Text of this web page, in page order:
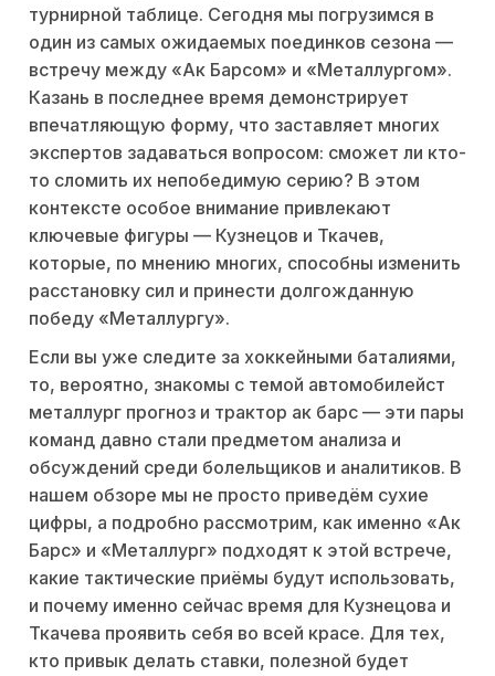
турнирной таблице. Сегодня мы погрузимся в
один из самых ожидаемых поединков сезона —
встречу между «Ак Барсом» и «Металлургом».
Казань в последнее время демонстрирует
впечатляющую форму, что заставляет многих
экспертов задаваться вопросом: сможет ли кто-
то сломить их непобедимую серию? В этом
контексте особое внимание привлекают
ключевые фигуры — Кузнецов и Ткачев,
которые, по мнению многих, способны изменить
расстановку сил и принести долгожданную
победу «Металлургу».
Если вы уже следите за хоккейными баталиями,
то, вероятно, знакомы с темой автомобилейст
металлург прогноз и трактор ак барс — эти пары
команд давно стали предметом анализа и
обсуждений среди болельщиков и аналитиков. В
нашем обзоре мы не просто приведём сухие
цифры, а подробно рассмотрим, как именно «Ак
Барс» и «Металлург» подходят к этой встрече,
какие тактические приёмы будут использовать,
и почему именно сейчас время для Кузнецова и
Ткачева проявить себя во всей красе. Для тех,
кто привык делать ставки, полезной будет